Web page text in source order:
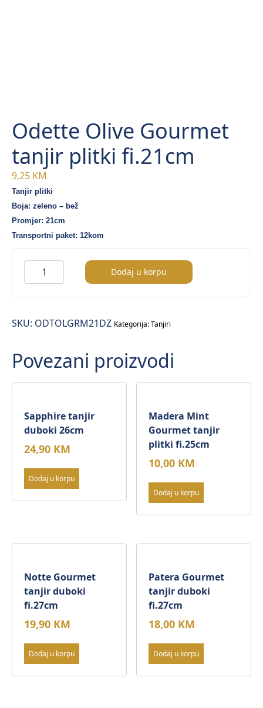
Odette Olive Gourmet
tanjir plitki fi.21cm
9,25 KM
Tanjir plitki
Boja: zeleno – bež
Promjer: 21cm
Transportni paket: 12kom
Odette
Olive
Gourmet
plitki
količina
Dodaj u korpu
SKU: ODTOLGRM21DZ Kategorija:Tanjiri
Povezani proizvodi
Sapphire tanjir
duboki 26cm
24,90 KM
Dodaj u korpu
Madera Mint
Gourmet tanjir
plitki fi.25cm
10,00 KM
Dodaj u korpu
Notte Gourmet
tanjir duboki
fi.27cm
19,90 KM
Dodaj u korpu
Patera Gourmet
tanjir duboki
fi.27cm
18,00 KM
Dodaj u korpu